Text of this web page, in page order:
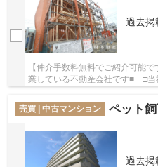
過去掲
【仲介手数料無料でご紹介可能
業している不動産会社です■ □当
売買 | 中古マンション
ペット飼育可 グ
過去掲